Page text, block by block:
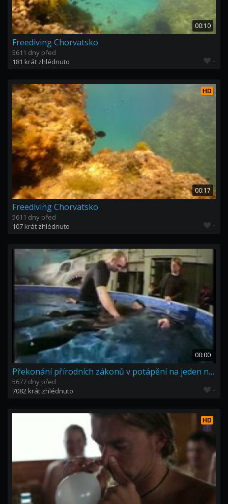
00:10
Freediving Chorvatsko
5611 dny před
181 krát zhlédnuto
-
HD
00:17
Freediving Chorvatsko
5611 dny před
107 krát zhlédnuto
-
00:00
Překonání přírodních zákonů v potápění na jeden nádech
5677 dny před
7082 krát zhlédnuto
-
HD